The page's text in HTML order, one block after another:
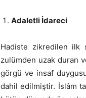
Adaletli İdareci
Hadiste zikredilen ilk
zulümden uzak duran
görgü ve insaf
dahil edilmiştir. İslâm